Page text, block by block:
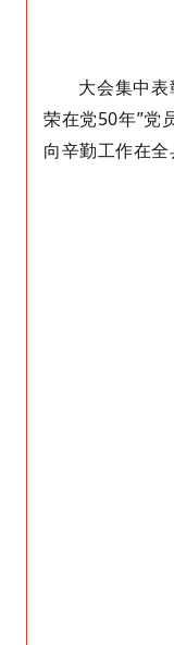
大会集中
荣在党50年”党
向辛勤工作在